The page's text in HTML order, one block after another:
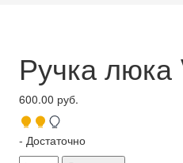
Ручка люка
600.00 руб.
- Достаточно